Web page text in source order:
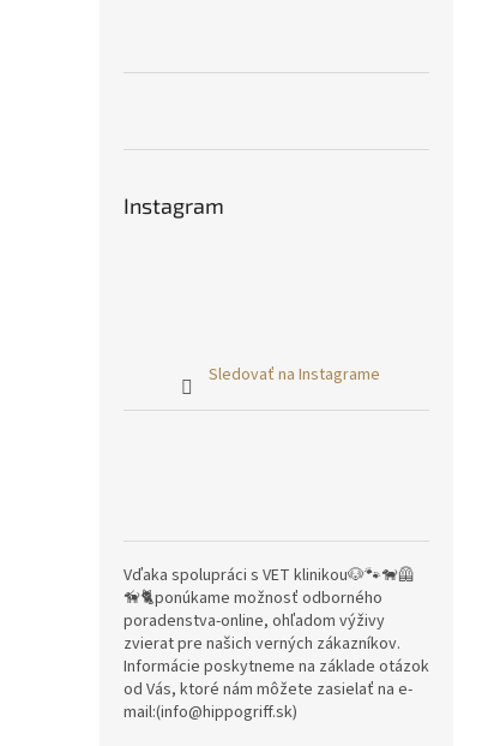
Instagram
Sledovať na Instagrame
Vďaka spolupráci s VET klinikou🐶🐾🐕‍🦺
🦮🐈ponúkame možnosť odborného
poradenstva-online, ohľadom výživy
zvierat pre našich verných zákazníkov.
Informácie poskytneme na základe otázok
od Vás, ktoré nám môžete zasielať na e-
mail:(info@hippogriff.sk)